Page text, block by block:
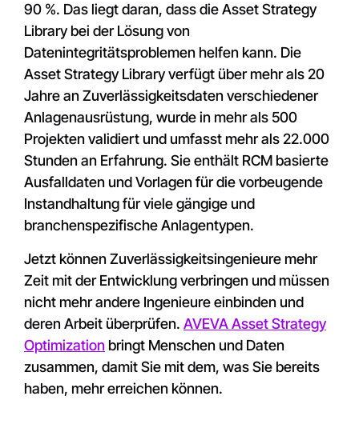
90 %. Das liegt daran, dass die Asset Strategy
Library bei der Lösung von
Datenintegritätsproblemen helfen kann. Die
Asset Strategy Library verfügt über mehr als 20
Jahre an Zuverlässigkeitsdaten verschiedener
Anlagenausrüstung, wurde in mehr als 500
Projekten validiert und umfasst mehr als 22.000
Stunden an Erfahrung. Sie enthält RCM basierte
Ausfalldaten und Vorlagen für die vorbeugende
Instandhaltung für viele gängige und
branchenspezifische Anlagentypen.
Jetzt können Zuverlässigkeitsingenieure mehr
Zeit mit der Entwicklung verbringen und müssen
nicht mehr andere Ingenieure einbinden und
deren Arbeit überprüfen. AVEVA Asset Strategy
Optimization bringt Menschen und Daten
zusammen, damit Sie mit dem, was Sie bereits
haben, mehr erreichen können.